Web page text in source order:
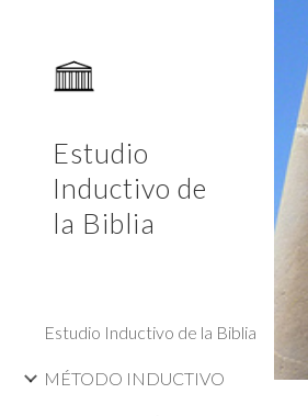
Estudio
Inductivo de
la Biblia
Estudio Inductivo de la Biblia
MÉTODO INDUCTIVO